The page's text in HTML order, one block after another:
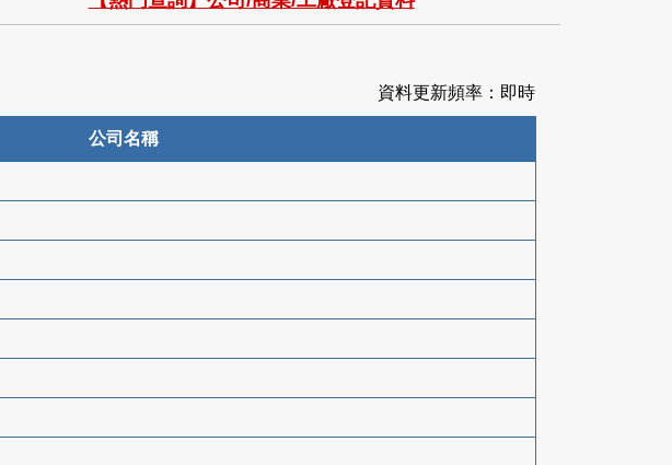
索
資料更新頻率：即時
公司名稱